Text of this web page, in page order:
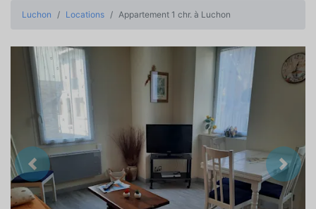
Luchon Locations Appartement 1 chr. à Luchon
Précedent